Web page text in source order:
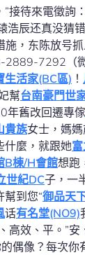
接待來電徵詢
浩辰还真没猜
施，东陈放号
2889-7292（
生活家(BC區) ！
幫台南豪門世
年舊改回遷專傢
貴族女士，媽
什麼，就跟她
B棟/H會館想跑
世紀DC子，一
到您“御品天
话有名堂(NO9)
高效、平。”
偶像？每次你